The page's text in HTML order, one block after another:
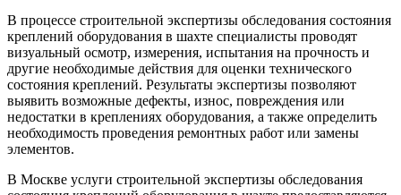
В процессе строительной экспертизы обследования состояния
креплений оборудования в шахте специалисты проводят
визуальный осмотр, измерения, испытания на прочность и
другие необходимые действия для оценки технического
состояния креплений. Результаты экспертизы позволяют
выявить возможные дефекты, износ, повреждения или
недостатки в креплениях оборудования, а также определить
необходимость проведения ремонтных работ или замены
элементов.
В Москве услуги строительной экспертизы обследования